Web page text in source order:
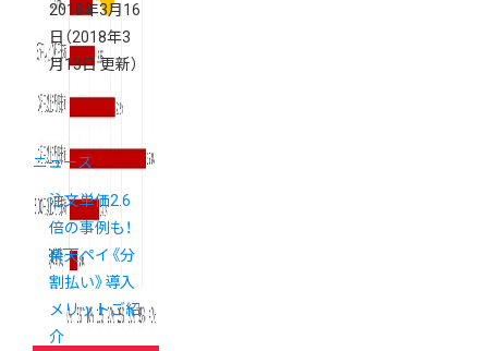
2018年3月16
日 （2018年3
月13日 更新）
ニュース
注文単価2.6
倍の事例も！
楽天ペイ《分
割払い》導入
メリットご紹
介